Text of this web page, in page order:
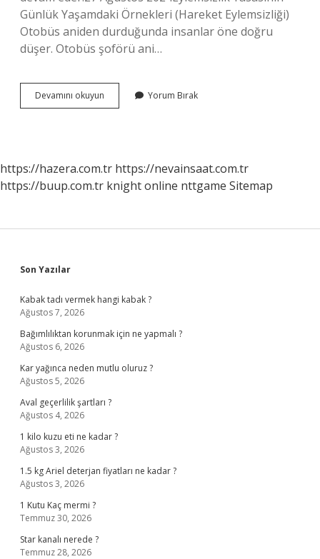
Günlük Yaşamdaki Örnekleri (Hareket Eylemsizliği)
Otobüs aniden durduğunda insanlar öne doğru
düşer. Otobüs şoförü ani…
Devamını okuyun Eylemsizlik
Diye
Yorum Bırak
https://hazera.com.tr https://nevainsaat.com.tr
https://buup.com.tr knight online nttgame Sitemap
Sidebar
Son Yazılar
Kabak tadı vermek hangi kabak ?
Ağustos 7, 2026
Bağımlılıktan korunmak için ne yapmalı ?
Ağustos 6, 2026
Kar yağınca neden mutlu oluruz ?
Ağustos 5, 2026
Aval geçerlilik şartları ?
Ağustos 4, 2026
1 kilo kuzu eti ne kadar ?
Ağustos 3, 2026
1.5 kg Ariel deterjan fiyatları ne kadar ?
Ağustos 3, 2026
1 Kutu Kaç mermi ?
Temmuz 30, 2026
Star kanalı nerede ?
Temmuz 28, 2026